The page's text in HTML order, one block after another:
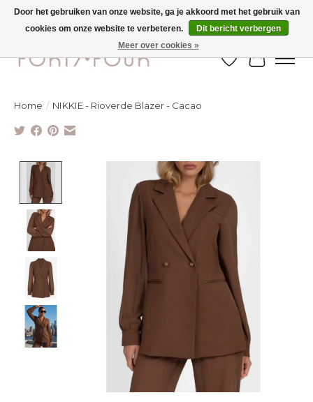
Ontdek de nieuwe najaarscollectie nu in de winkel - selectie online
Verlanglijst
Home / NIKKIE - Rioverde Blazer - Cacao
Product image slideshow Items
Door het gebruiken van onze website, ga je akkoord met het gebruik van
cookies om onze website te verbeteren.
Dit bericht verbergen
Meer over cookies »